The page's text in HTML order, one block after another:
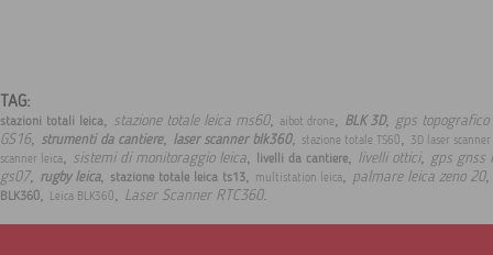
TAG:
stazioni totali leica, stazione totale leica ms60, aibot drone, BLK 3D, gps topografico
GS16, strumenti da cantiere, laser scanner blk360, stazione totale TS60,
3D laser
scanner leica, sistemi di monitoraggio leica, livelli da cantiere, livelli ottici, gps gnss
gs07, rugby leica, stazione totale leica ts13, multistation leica, palmare leica zeno 20
BLK360, Leica BLK360, Laser Scanner RTC360.